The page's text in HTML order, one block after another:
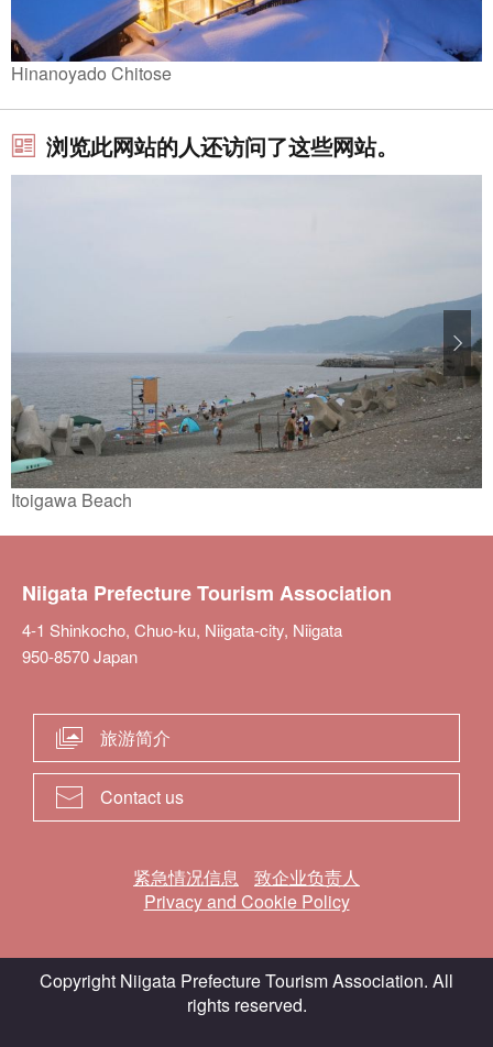
Hinanoyado Chitose
浏览此网站的人还访问了这些网站。
Itoigawa Beach
Niigata Prefecture Tourism Association
4-1 Shinkocho, Chuo-ku, Niigata-city, Niigata
950-8570 Japan
旅游简介
Contact us
紧急情况信息
致企业负责人
Privacy and Cookie Policy
Copyright Niigata Prefecture Tourism Association. All
rights reserved.